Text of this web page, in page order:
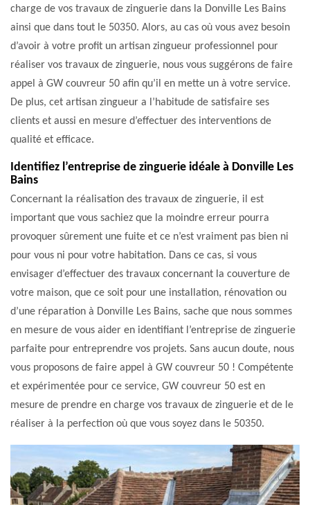
charge de vos travaux de zinguerie dans la Donville Les Bains
ainsi que dans tout le 50350. Alors, au cas où vous avez besoin
d’avoir à votre profit un artisan zingueur professionnel pour
réaliser vos travaux de zinguerie, nous vous suggérons de faire
appel à GW couvreur 50 afin qu’il en mette un à votre service.
De plus, cet artisan zingueur a l’habitude de satisfaire ses
clients et aussi en mesure d’effectuer des interventions de
qualité et efficace.
Identifiez l’entreprise de zinguerie idéale à Donville Les
Bains
Concernant la réalisation des travaux de zinguerie, il est
important que vous sachiez que la moindre erreur pourra
provoquer sûrement une fuite et ce n’est vraiment pas bien ni
pour vous ni pour votre habitation. Dans ce cas, si vous
envisager d’effectuer des travaux concernant la couverture de
votre maison, que ce soit pour une installation, rénovation ou
d’une réparation à Donville Les Bains, sache que nous sommes
en mesure de vous aider en identifiant l’entreprise de zinguerie
parfaite pour entreprendre vos projets. Sans aucun doute, nous
vous proposons de faire appel à GW couvreur 50 ! Compétente
et expérimentée pour ce service, GW couvreur 50 est en
mesure de prendre en charge vos travaux de zinguerie et de le
réaliser à la perfection où que vous soyez dans le 50350.